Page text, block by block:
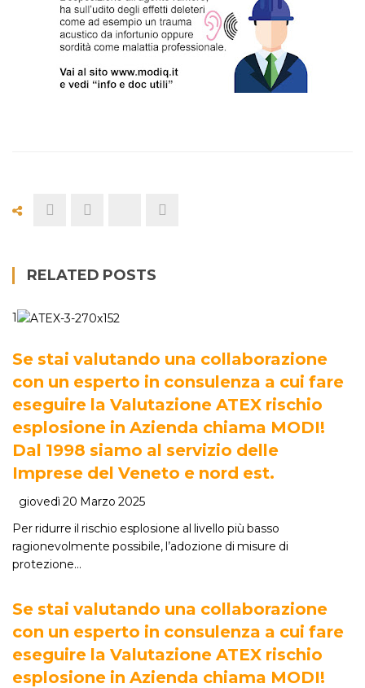
RELATED POSTS
1
Se stai valutando una collaborazione
con un esperto in consulenza a cui fare
eseguire la Valutazione ATEX rischio
esplosione in Azienda chiama MODI!
Dal 1998 siamo al servizio delle
Imprese del Veneto e nord est.
giovedì 20 Marzo 2025
Per ridurre il rischio esplosione al livello più basso
ragionevolmente possibile, l’adozione di misure di
protezione…
Se stai valutando una collaborazione
con un esperto in consulenza a cui fare
eseguire la Valutazione ATEX rischio
esplosione in Azienda chiama MODI!